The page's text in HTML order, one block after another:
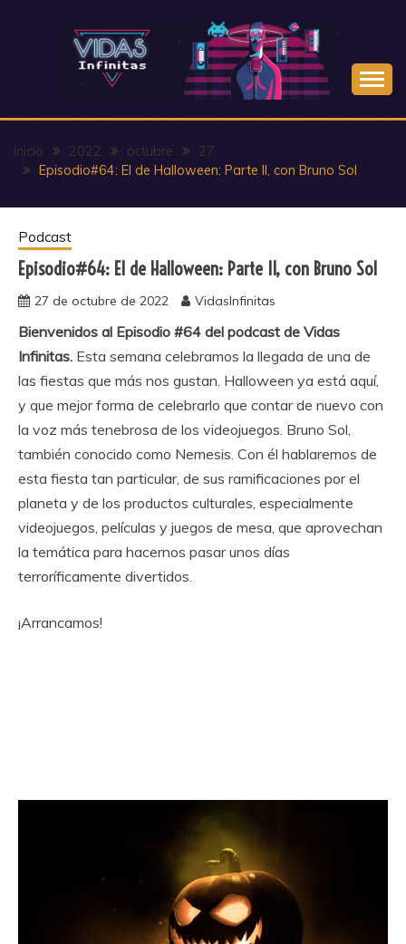
Inicio 2022 octubre
27
Episodio#64: El de Halloween: Parte II, con Bruno Sol
Podcast
Episodio#64: El de Halloween: Parte II, con Bruno Sol
27 de octubre de 2022 VidasInfinitas
Bienvenidos al Episodio #64 del podcast de Vidas
Infinitas. Esta semana celebramos la llegada de una de
las fiestas que más nos gustan. Halloween ya está aquí,
y que mejor forma de celebrarlo que contar de nuevo con
la voz más tenebrosa de los videojuegos. Bruno Sol,
también conocido como Nemesis. Con él hablaremos de
esta fiesta tan particular, de sus ramificaciones por el
planeta y de los productos culturales, especialmente
videojuegos, películas y juegos de mesa, que aprovechan
la temática para hacernos pasar unos días
terroríficamente divertidos.
¡Arrancamos!